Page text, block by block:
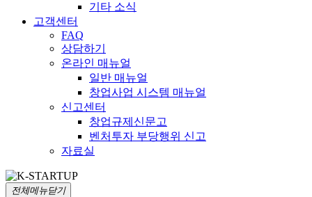
기타 소식
고객센터
FAQ
상담하기
온라인 매뉴얼
일반 매뉴얼
창업사업 시스템 매뉴얼
신고센터
창업규제신문고
벤처투자 부당행위 신고
자료실
전체메뉴닫기